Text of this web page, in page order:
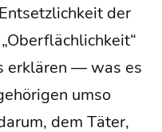
der
erklä­ren — was es
umso
dem Täter,